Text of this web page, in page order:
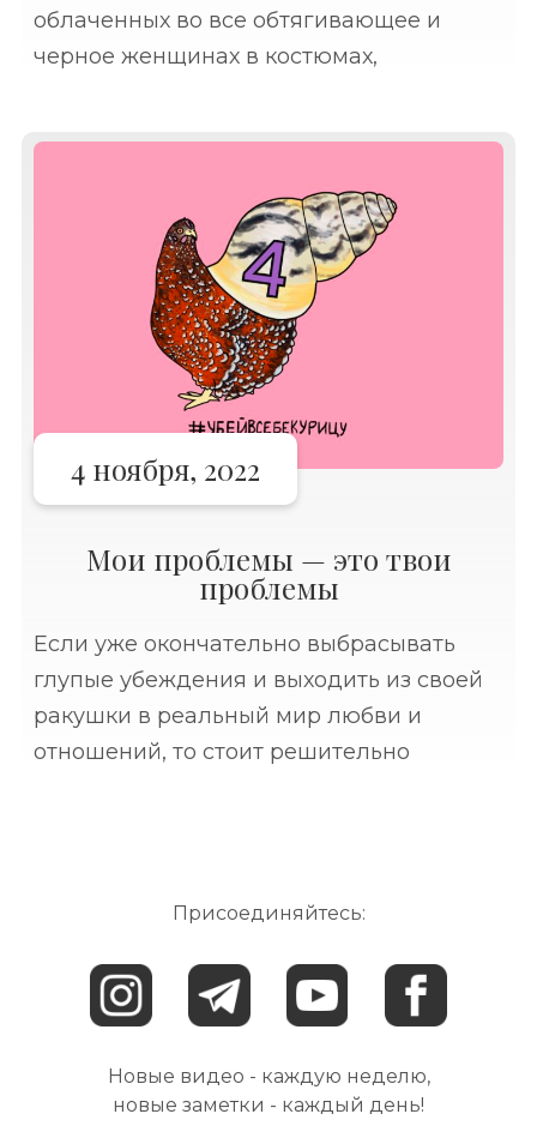
облаченных во все обтягивающее и
черное женщинах в костюмах,
сетей. В мирное время в
4 ноября, 2022
Мои проблемы — это твои
проблемы
Если уже окончательно выбрасывать
глупые убеждения и выходить из своей
ракушки в реальный мир любви и
отношений, то стоит решительно
Присоединяйтесь:
Новые видео - каждую неделю,
новые заметки - каждый день!